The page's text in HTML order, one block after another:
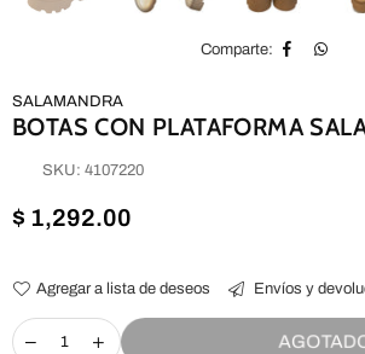
Comparte:
SALAMANDRA
BOTAS CON PLATAFORMA
SKU: 4107220
Precio
$ 1,292.00
Agregar a lista de deseos Envíos y